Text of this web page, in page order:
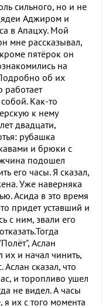
сильного, но и не
Аджиром и
в Апацху. Мой
мне рассказывал,
пятёрок он
на
об их
работает
Как-то
к нему
двадцати,
рубашка
и брюки с
подошел
его часы. Я сказал,
Уже наверняка
Асида в это время
придет уставший и
с ним, звали его
Аслан
и начал чинить,
Аслан сказал, что
и торопливо ушел
не видел. А часы
их с того момента